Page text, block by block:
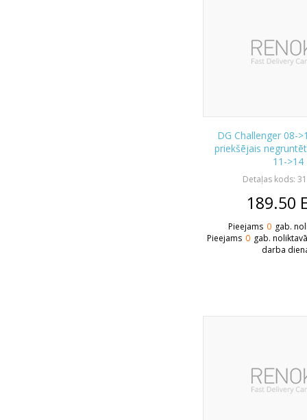
DG Challenger 08-
priekšējais
11->14
Detaļas kods:
189.50
Pieejams 0 gab.
Pieejams 0 gab.
darba